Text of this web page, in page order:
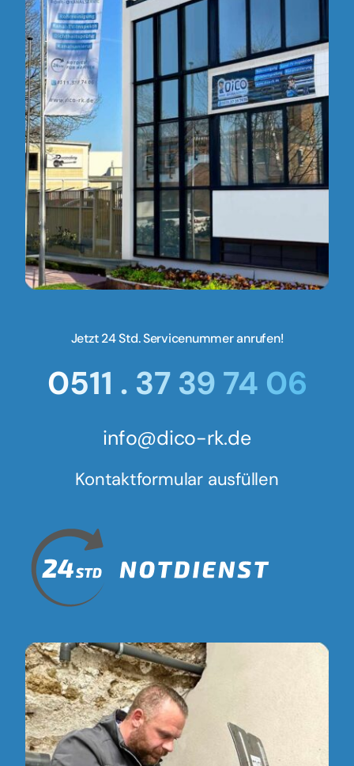
Jetzt 24 Std. Servicenummer anrufen!
0511 . 37 39 74 06
info@dico-rk.de
Kontaktformular ausfüllen